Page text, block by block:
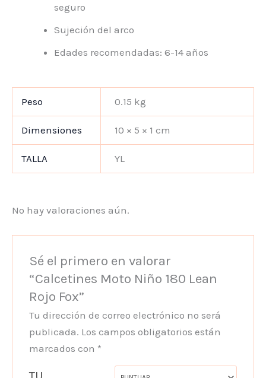
seguro
Sujeción del arco
Edades recomendadas: 6-14 años
Peso 0.15 kg
Dimensiones 10 × 5 × 1 cm
TALLA YL
No hay valoraciones aún.
Sé el primero en valorar
“Calcetines Moto Niño 180 Lean
Rojo Fox”
Tu dirección de correo electrónico no será
publicada. Los campos obligatorios están
marcados con *